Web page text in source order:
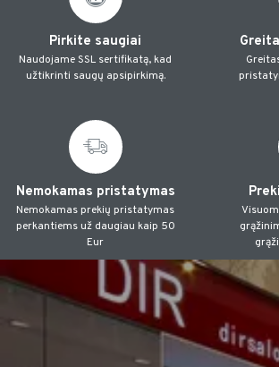
Pirkite saugiai
Naudojame SSL sertifikatą, kad
užtikrinti saugų apsipirkimą.
Nemokamas pristatymas
Nemokamas prekių pristatymas
perkantiems už daugiau kaip 50
Eur